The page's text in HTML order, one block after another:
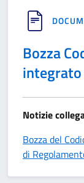
Bozza
Notizie
Bozza del
di